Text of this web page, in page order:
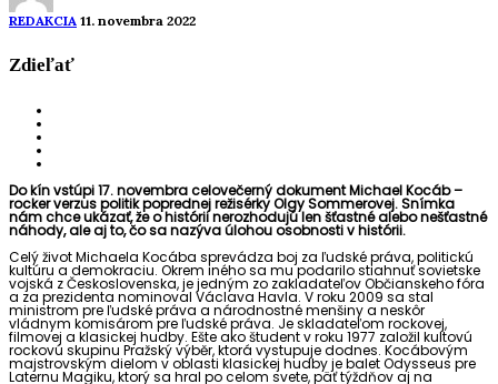
REDAKCIA 11. novembra 2022
Zdieľať
Do kín vstúpi 17. novembra celovečerný dokument Michael Kocáb –
rocker verzus politik poprednej režisérky Olgy Sommerovej. Snímka
nám chce ukázať, že o históriinerozhodujú len šťastné alebo nešťastné
náhody, ale aj to, čo sa nazýva úlohou osobnosti v histórii.
Celý život Michaela Kocába sprevádza boj za ľudské práva, politickú
kultúru a demokraciu. Okrem iného sa mu podarilo stiahnuť sovietske
vojská z Československa, je jedným zo zakladateľov Občianskeho fóra
a za prezidenta nominoval Václava Havla. V roku 2009 sa stal
ministrom pre ľudské práva a národnostné menšiny a neskôr
vládnym komisárom pre ľudské práva. Je skladateľom rockovej,
filmovej a klasickej hudby. Ešte ako študent v roku 1977 založil kultovú
rockovú skupinu Pražský výběr, ktorá vystupuje dodnes. Kocábovým
majstrovským dielom v oblasti klasickej hudby je balet Odysseus pre
Laternu Magiku, ktorý sa hral po celom svete, päť týždňov aj na